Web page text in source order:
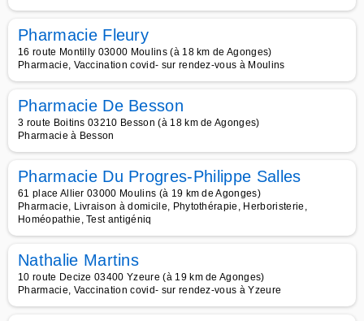
Pharmacie Fleury
16 route Montilly 03000 Moulins (à 18 km de Agonges)
Pharmacie, Vaccination covid- sur rendez-vous à Moulins
Pharmacie De Besson
3 route Boitins 03210 Besson (à 18 km de Agonges)
Pharmacie à Besson
Pharmacie Du Progres-Philippe Salles
61 place Allier 03000 Moulins (à 19 km de Agonges)
Pharmacie, Livraison à domicile, Phytothérapie, Herboristerie,
Homéopathie, Test antigéniq
Nathalie Martins
10 route Decize 03400 Yzeure (à 19 km de Agonges)
Pharmacie, Vaccination covid- sur rendez-vous à Yzeure